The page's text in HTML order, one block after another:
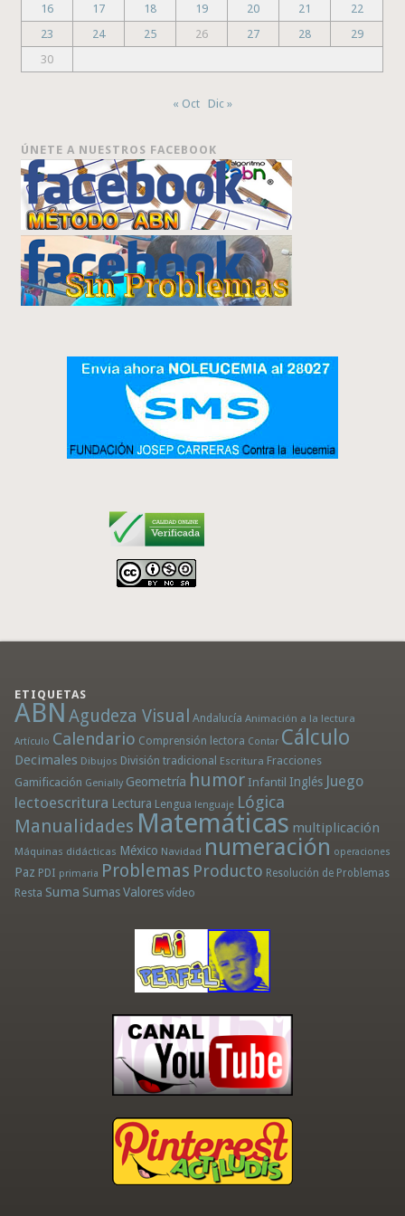
16
17 18 19 20 21
22
23
24 25 26 27 28
29
30
« Oct Dic »
ÚNETE A NUESTROS FACEBOOK
ETIQUETAS
ABN Agudeza Visual Andalucía Animación a la lectura
Artículo Calendario Comprensión lectora Contar Cálculo
Decimales Dibujos División tradicional Escritura Fracciones
Gamificación Genially Geometría humor Infantil Inglés Juego
lectoescritura Lectura Lengua lenguaje Lógica
Manualidades Matemáticas multiplicación
Máquinas didácticas México Navidad numeración operaciones
Paz PDI primaria Problemas Producto Resolución de Problemas
Resta Suma Sumas Valores vídeo